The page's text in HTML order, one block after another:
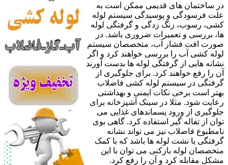
در ساختمان های قدیمی ممکن است به
علت فرسودگی و پوسیدگی سیستم لوله
کشی، رسوب، زنگ زدگی و گرفتگی لوله
ها، بررسی و تعمیرات ضروری باشد. در
صورت افت فشار آب، متخصصان سیستم
لوله کشی آب را بررسی خواهند کرد و اگر
نشانه هایی از گرفتگی لوله ها بدست آورند
آن را رفع خواهند کرد. برای جلوگیری از
گرفتگی در سیستم لوله کشی فاضلاب
بهتر است برخی نکات ایمنی و بهداشتی
رعایت شود. مثلا در سینک آشپزخانه برای
جلوگیری از ورود پسماندهای غذایی می
توان از تفاله گیر استفاده کرد. گاهی بوی
نامطبوع فاضلاب نیز می تواند نشانه
گرفتگی یا نشت لوله ها باشد که با کمک
متخصصان لوله بازکنی می توان با این
مشکل مقابله کرد و آن را رفع کرد.